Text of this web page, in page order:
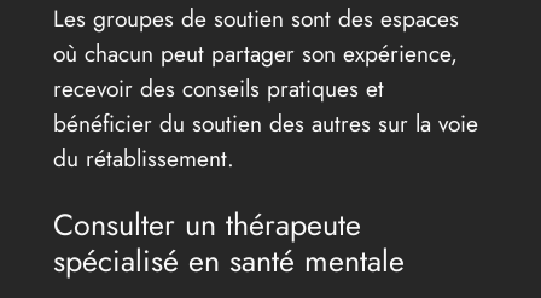
Les groupes de soutien sont des espaces
où chacun peut partager son expérience,
recevoir des conseils pratiques et
bénéficier du soutien des autres sur la voie
du rétablissement.
Consulter un thérapeute
spécialisé en santé mentale